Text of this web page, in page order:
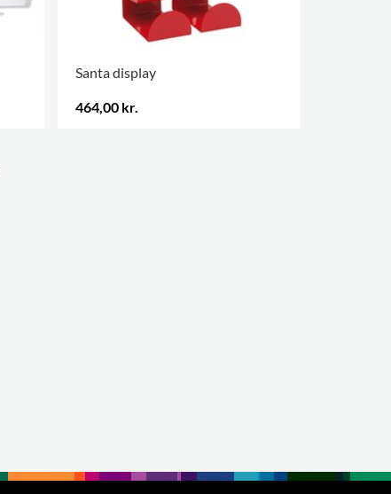
Santa display
464,00 kr.